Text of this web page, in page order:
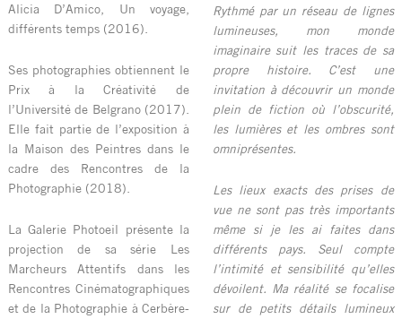
Alicia D’Amico, Un voyage,
différents temps (2016).
Ses photographies obtiennent le
Prix à la Créativité de
l’Université de Belgrano (2017).
Elle fait partie de l’exposition à
la Maison des Peintres dans le
cadre des Rencontres de la
Photographie (2018).
La Galerie Photoeil présente la
projection de sa série Les
Marcheurs Attentifs dans les
Rencontres Cinématographiques
et de la Photographie à Cerbère-
Rythmé par un réseau de lignes
lumineuses, mon monde
imaginaire suit les traces de sa
propre histoire. C’est une
invitation à découvrir un monde
plein de fiction où l’obscurité,
les lumières et les ombres sont
omniprésentes.
Les lieux exacts des prises de
vue ne sont pas très importants
même si je les ai faites dans
différents pays. Seul compte
l’intimité et sensibilité qu’elles
dévoilent. Ma réalité se focalise
sur de petits détails lumineux